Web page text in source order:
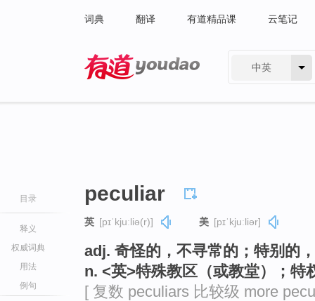
词典 翻译 有道精品课 云笔记
中英
目录
释义
权威词典
用法
例句
peculiar
英 [pɪˈkjuːliə(r)] 美 [pɪˈkjuːliər]
adj. 奇怪的，不寻常的；特别的
n. <英>特殊教区（或教堂）；特
[ 复数 peculiars 比较级 more